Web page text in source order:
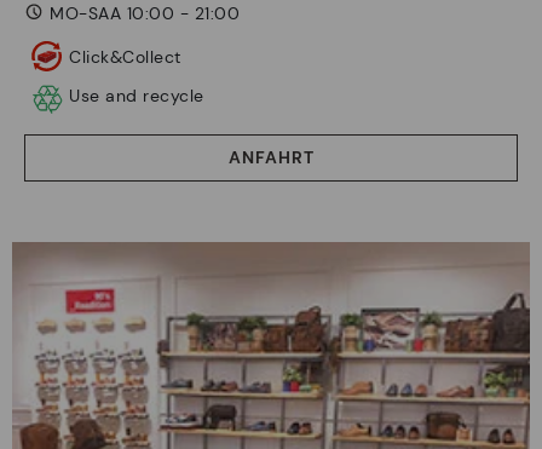
MO-SAA 10:00 - 21:00
Click&Collect
Use and recycle
ANFAHRT